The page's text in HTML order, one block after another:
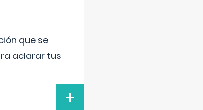
que se
aclarar tus
+